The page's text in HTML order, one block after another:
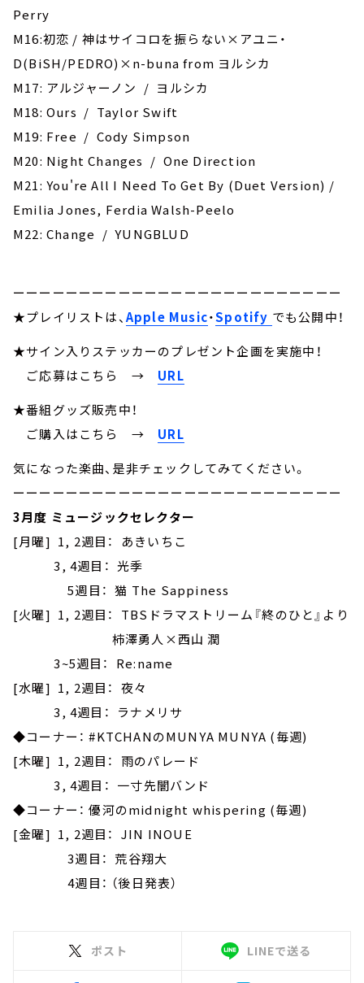
Perry
M16:初恋 / 神はサイコロを振らない×アユニ・
D(BiSH/PEDRO)×n-buna from ヨルシカ
M17: アルジャーノン / ヨルシカ
M18: Ours / Taylor Swift
M19: Free / Cody Simpson
M20: Night Changes / One Direction
M21: You're All I Need To Get By (Duet Version) /
Emilia Jones, Ferdia Walsh-Peelo
M22: Change / YUNGBLUD
ーーーーーーーーーーーーーーーーーーーーーーーーー
★プレイリストは、Apple Music・Spotify でも公開中！
★サイン入りステッカーのプレゼント企画を実施中！
ご応募はこちら →
URL
★番組グッズ販売中！
ご購入はこちら → URL
気になった楽曲、是非チェックしてみてください。
ーーーーーーーーーーーーーーーーーーーーーーーーー
3月度 ミュージックセレクター
[月曜] 1, 2週目： あきいちこ
3, 4週目： 光季
5週目： 猫 The Sappiness
[火曜] 1, 2週目： TBSドラマストリーム『終のひと』より
柿澤勇人×西山 潤
3~5週目： Re:name
[水曜] 1, 2週目： 夜々
3, 4週目： ラナメリサ
◆コーナー： #KTCHANのMUNYA MUNYA (毎週)
[木曜] 1, 2週目： 雨のパレード
3, 4週目： 一寸先闇バンド
◆コーナー： 優河のmidnight whispering (毎週)
[金曜] 1, 2週目： JIN INOUE
3週目： 荒谷翔大
4週目： （後日発表）
ポスト LINEで送る